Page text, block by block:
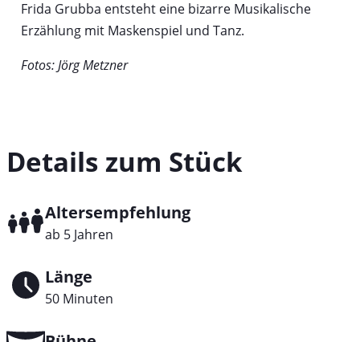
Frida Grubba entsteht eine bizarre Musikalische
Erzählung mit Maskenspiel und Tanz.
Fotos: Jörg Metzner
Details zum Stück
Altersempfehlung
ab 5 Jahren
Länge
50 Minuten